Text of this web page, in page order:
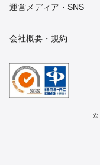
運営メディア・SNS
会社概要・規約
©